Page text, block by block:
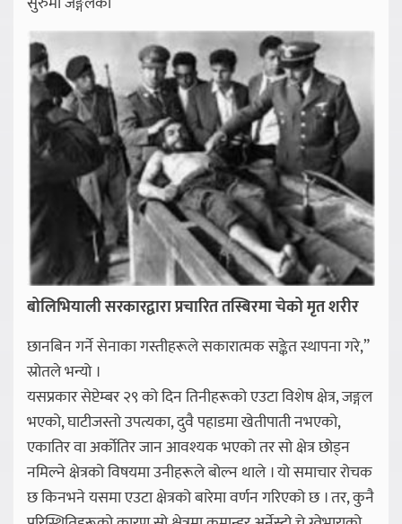
बोलिभियाली सरकारद्वारा प्रचारित तस्बिरमा चेको मृत शरीर
छानबिन गर्ने सेनाका गस्तीहरूले सकारात्मक सङ्केत स्थापना गरे,”
स्रोतले भन्यो ।
यसप्रकार सेप्टेम्बर २९ को दिन तिनीहरूको एउटा विशेष क्षेत्र, जङ्गल
भएको, घाटीजस्तो उपत्यका, दुवै पहाडमा खेतीपाती नभएको,
एकातिर वा अर्कोतिर जान आवश्यक भएको तर सो क्षेत्र छोड्न
नमिल्ने क्षेत्रको विषयमा उनीहरूले बोल्न थाले । यो समाचार रोचक
छ किनभने यसमा एउटा क्षेत्रको बारेमा वर्णन गरिएको छ । तर, कुनै